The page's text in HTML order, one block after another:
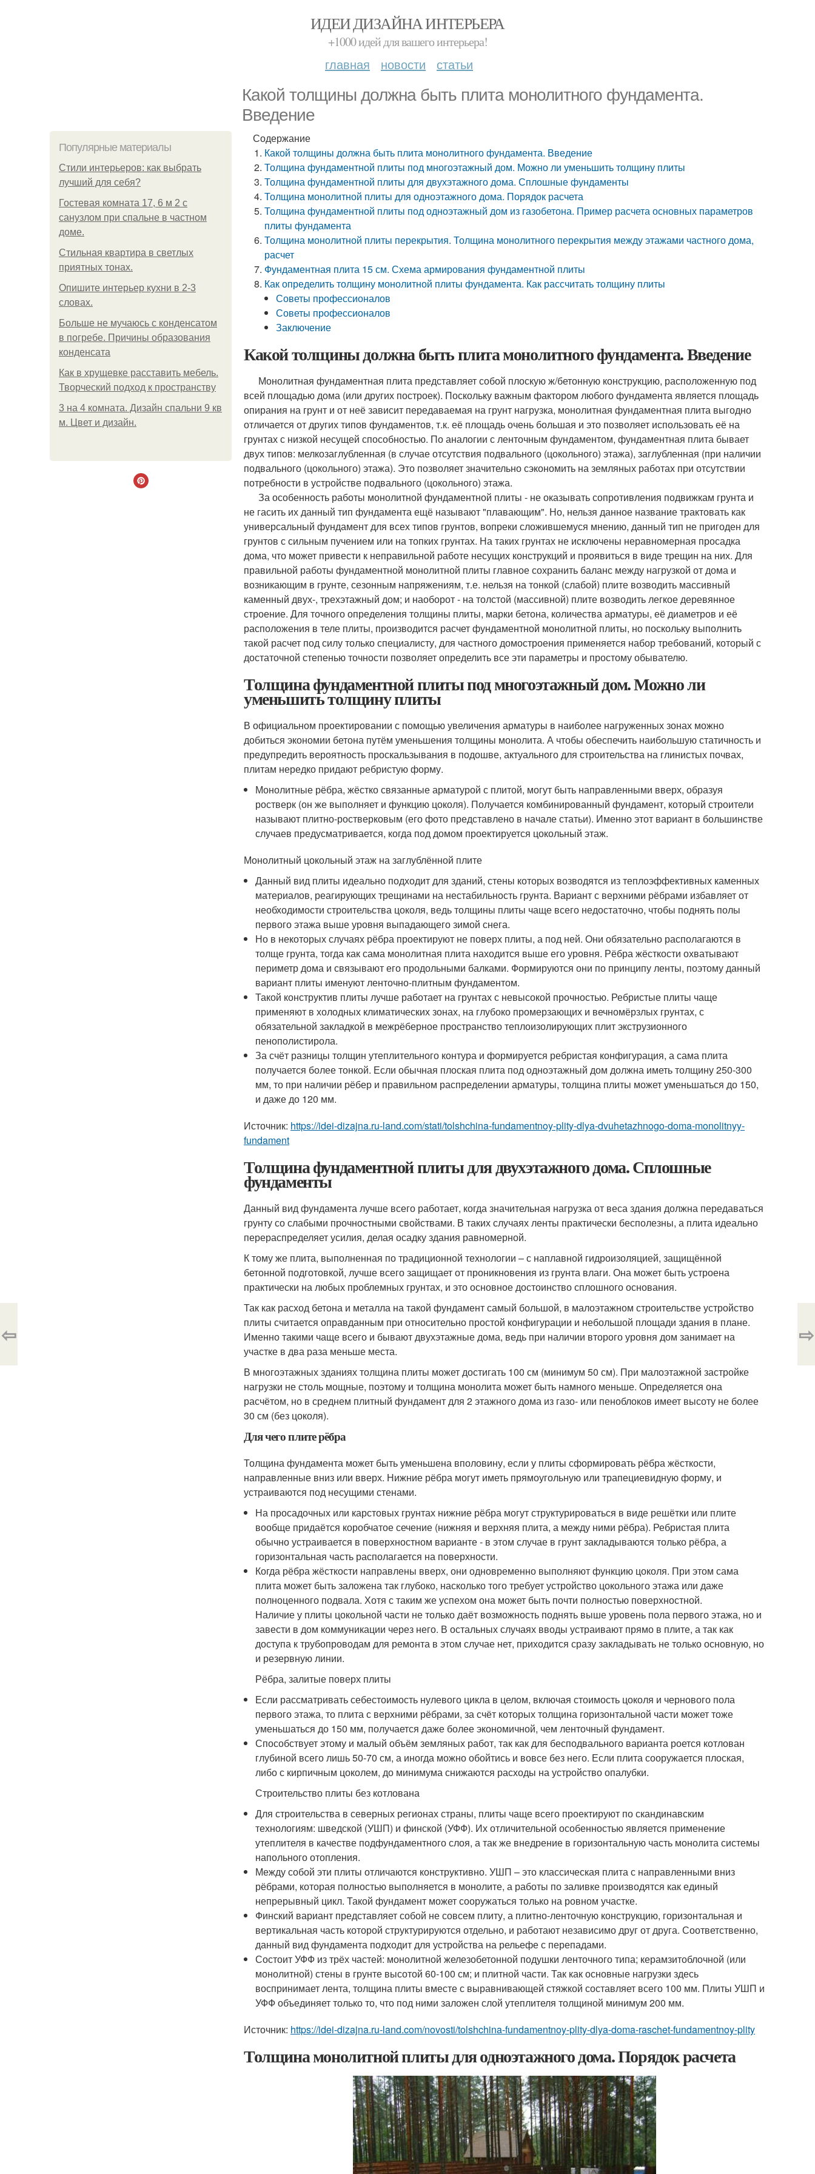
ИДЕИ ДИЗАЙНА ИНТЕРЬЕРА
+1000 идей для вашего интерьера!
главная новости статьи
Какой толщины должна быть плита монолитного фундамента.
Введение
Популярные материалы
Стили интерьеров: как выбрать
лучший для себя?
Гостевая комната 17, 6 м 2 с
санузлом при спальне в частном
доме.
Стильная квартира в светлых
приятных тонах.
Опишите интерьер кухни в 2-3
словах.
Больше не мучаюсь с конденсатом
в погребе. Причины образования
конденсата
Как в хрущевке расставить мебель.
Творческий подход к пространству
3 на 4 комната. Дизайн спальни 9 кв
м. Цвет и дизайн.
Содержание
Какой толщины должна быть плита монолитного фундамента. Введение
Толщина фундаментной плиты под многоэтажный дом. Можно ли уменьшить толщину плиты
Толщина фундаментной плиты для двухэтажного дома. Сплошные фундаменты
Толщина монолитной плиты для одноэтажного дома. Порядок расчета
Толщина фундаментной плиты под одноэтажный дом из газобетона. Пример расчета основных параметров
плиты фундамента
Толщина монолитной плиты перекрытия. Толщина монолитного перекрытия между этажами частного дома,
расчет
Фундаментная плита 15 см. Схема армирования фундаментной плиты
Как определить толщину монолитной плиты фундамента. Как рассчитать толщину плиты
Советы профессионалов
Советы профессионалов
Заключение
Какой толщины должна быть плита монолитного фундамента. Введение
Монолитная фундаментная плита представляет собой плоскую ж/бетонную конструкцию, расположенную под
всей площадью дома (или других построек). Поскольку важным фактором любого фундамента является площадь
опирания на грунт и от неё зависит передаваемая на грунт нагрузка, монолитная фундаментная плита выгодно
отличается от других типов фундаментов, т.к. её площадь очень большая и это позволяет использовать её на
грунтах с низкой несущей способностью. По аналогии с ленточным фундаментом, фундаментная плита бывает
двух типов: мелкозаглубленная (в случае отсутствия подвального (цокольного) этажа), заглубленная (при наличии
подвального (цокольного) этажа). Это позволяет значительно сэкономить на земляных работах при отсутствии
потребности в устройстве подвального (цокольного) этажа.
За особенность работы монолитной фундаментной плиты - не оказывать сопротивления подвижкам грунта и
не гасить их данный тип фундамента ещё называют "плавающим". Но, нельзя данное название трактовать как
универсальный фундамент для всех типов грунтов, вопреки сложившемуся мнению, данный тип не пригоден для
грунтов с сильным пучением или на топких грунтах. На таких грунтах не исключены неравномерная просадка
дома, что может привести к неправильной работе несущих конструкций и проявиться в виде трещин на них. Для
правильной работы фундаментной монолитной плиты главное сохранить баланс между нагрузкой от дома и
возникающим в грунте, сезонным напряжениям, т.е. нельзя на тонкой (слабой) плите возводить массивный
каменный двух-, трехэтажный дом; и наоборот - на толстой (массивной) плите возводить легкое деревянное
строение. Для точного определения толщины плиты, марки бетона, количества арматуры, её диаметров и её
расположения в теле плиты, производится расчет фундаментной монолитной плиты, но поскольку выполнить
такой расчет под силу только специалисту, для частного домостроения применяется набор требований, который с
достаточной степенью точности позволяет определить все эти параметры и простому обывателю.
Толщина фундаментной плиты под многоэтажный дом. Можно ли
уменьшить толщину плиты
В официальном проектировании с помощью увеличения арматуры в наиболее нагруженных зонах можно
добиться экономии бетона путём уменьшения толщины монолита. А чтобы обеспечить наибольшую статичность и
предупредить вероятность проскальзывания в подошве, актуального для строительства на глинистых почвах,
плитам нередко придают ребристую форму.
Монолитные рёбра, жёстко связанные арматурой с плитой, могут быть направленными вверх, образуя
ростверк (он же выполняет и функцию цоколя). Получается комбинированный фундамент, который строители
называют плитно-ростверковым (его фото представлено в начале статьи). Именно этот вариант в большинстве
случаев предусматривается, когда под домом проектируется цокольный этаж.
Монолитный цокольный этаж на заглублённой плите
Данный вид плиты идеально подходит для зданий, стены которых возводятся из теплоэффективных каменных
материалов, реагирующих трещинами на нестабильность грунта. Вариант с верхними рёбрами избавляет от
необходимости строительства цоколя, ведь толщины плиты чаще всего недостаточно, чтобы поднять полы
первого этажа выше уровня выпадающего зимой снега.
Но в некоторых случаях рёбра проектируют не поверх плиты, а под ней. Они обязательно располагаются в
толще грунта, тогда как сама монолитная плита находится выше его уровня. Рёбра жёсткости охватывают
периметр дома и связывают его продольными балками. Формируются они по принципу ленты, поэтому данный
вариант плиты именуют ленточно-плитным фундаментом.
Такой конструктив плиты лучше работает на грунтах с невысокой прочностью. Ребристые плиты чаще
применяют в холодных климатических зонах, на глубоко промерзающих и вечномёрзлых грунтах, с
обязательной закладкой в межрёберное пространство теплоизолирующих плит экструзионного
пенополистирола.
За счёт разницы толщин утеплительного контура и формируется ребристая конфигурация, а сама плита
получается более тонкой. Если обычная плоская плита под одноэтажный дом должна иметь толщину 250-300
мм, то при наличии рёбер и правильном распределении арматуры, толщина плиты может уменьшаться до 150,
и даже до 120 мм.
Источник: https://idei-dizajna.ru-land.com/stati/tolshchina-fundamentnoy-plity-dlya-dvuhetazhnogo-doma-monolitnyy-
fundament
Толщина фундаментной плиты для двухэтажного дома. Сплошные
фундаменты
Данный вид фундамента лучше всего работает, когда значительная нагрузка от веса здания должна передаваться
грунту со слабыми прочностными свойствами. В таких случаях ленты практически бесполезны, а плита идеально
перераспределяет усилия, делая осадку здания равномерной.
К тому же плита, выполненная по традиционной технологии – с наплавной гидроизоляцией, защищённой
бетонной подготовкой, лучше всего защищает от проникновения из грунта влаги. Она может быть устроена
практически на любых проблемных грунтах, и это основное достоинство сплошного основания.
Так как расход бетона и металла на такой фундамент самый большой, в малоэтажном строительстве устройство
плиты считается оправданным при относительно простой конфигурации и небольшой площади здания в плане.
Именно такими чаще всего и бывают двухэтажные дома, ведь при наличии второго уровня дом занимает на
участке в два раза меньше места.
В многоэтажных зданиях толщина плиты может достигать 100 см (минимум 50 см). При малоэтажной застройке
нагрузки не столь мощные, поэтому и толщина монолита может быть намного меньше. Определяется она
расчётом, но в среднем плитный фундамент для 2 этажного дома из газо- или пеноблоков имеет высоту не более
30 см (без цоколя).
Для чего плите рёбра
Толщина фундамента может быть уменьшена вполовину, если у плиты сформировать рёбра жёсткости,
направленные вниз или вверх. Нижние рёбра могут иметь прямоугольную или трапециевидную форму, и
устраиваются под несущими стенами.
На просадочных или карстовых грунтах нижние рёбра могут структурироваться в виде решётки или плите
вообще придаётся коробчатое сечение (нижняя и верхняя плита, а между ними рёбра). Ребристая плита
обычно устраивается в поверхностном варианте - в этом случае в грунт закладываются только рёбра, а
горизонтальная часть располагается на поверхности.
Когда рёбра жёсткости направлены вверх, они одновременно выполняют функцию цоколя. При этом сама
плита может быть заложена так глубоко, насколько того требует устройство цокольного этажа или даже
полноценного подвала. Хотя с таким же успехом она может быть почти полностью поверхностной.
Наличие у плиты цокольной части не только даёт возможность поднять выше уровень пола первого этажа, но и
завести в дом коммуникации через него. В остальных случаях вводы устраивают прямо в плите, а так как
доступа к трубопроводам для ремонта в этом случае нет, приходится сразу закладывать не только основную, но
и резервную линии.
Рёбра, залитые поверх плиты
Если рассматривать себестоимость нулевого цикла в целом, включая стоимость цоколя и чернового пола
первого этажа, то плита с верхними рёбрами, за счёт которых толщина горизонтальной части может тоже
уменьшаться до 150 мм, получается даже более экономичной, чем ленточный фундамент.
Способствует этому и малый объём земляных работ, так как для бесподвального варианта роется котлован
глубиной всего лишь 50-70 см, а иногда можно обойтись и вовсе без него. Если плита сооружается плоская,
либо с кирпичным цоколем, до минимума снижаются расходы на устройство опалубки.
Строительство плиты без котлована
Для строительства в северных регионах страны, плиты чаще всего проектируют по скандинавским
технологиям: шведской (УШП) и финской (УФФ). Их отличительной особенностью является применение
утеплителя в качестве подфундаментного слоя, а так же внедрение в горизонтальную часть монолита системы
напольного отопления.
Между собой эти плиты отличаются конструктивно. УШП – это классическая плита с направленными вниз
рёбрами, которая полностью выполняется в монолите, а работы по заливке производятся как единый
непрерывный цикл. Такой фундамент может сооружаться только на ровном участке.
Финский вариант представляет собой не совсем плиту, а плитно-ленточную конструкцию, горизонтальная и
вертикальная часть которой структурируются отдельно, и работают независимо друг от друга. Соответственно,
данный вид фундамента подходит для устройства на рельефе с перепадами.
Состоит УФФ из трёх частей: монолитной железобетонной подушки ленточного типа; керамзитоблочной (или
монолитной) стены в грунте высотой 60-100 см; и плитной части. Так как основные нагрузки здесь
воспринимает лента, толщина плиты вместе с выравнивающей стяжкой составляет всего 100 мм. Плиты УШП и
УФФ объединяет только то, что под ними заложен слой утеплителя толщиной минимум 200 мм.
Источник: https://idei-dizajna.ru-land.com/novosti/tolshchina-fundamentnoy-plity-dlya-doma-raschet-fundamentnoy-plity
Толщина монолитной плиты для одноэтажного дома. Порядок расчета
⇦ ⇨